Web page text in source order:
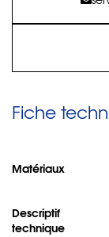
Fiche
Matériaux
Descriptif
technique